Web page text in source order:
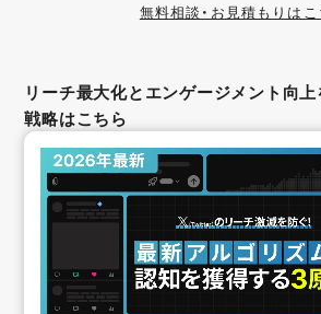
無料相談・お見積もりはこ
リーチ最大化とエンゲージメント向
戦略はこちら